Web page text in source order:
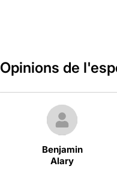
Opinions de
Benjamin
Alary